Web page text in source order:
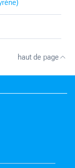
haut de page